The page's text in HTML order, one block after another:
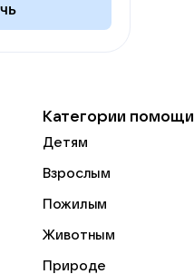
Категории помощи
Детям
Взрослым
Пожилым
Животным
Природе